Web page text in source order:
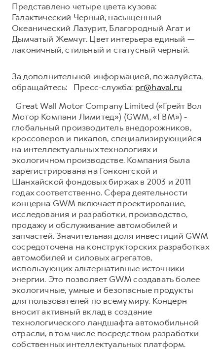
Представлено четыре цвета кузова:
Галактический Черный, насыщенный
Океанический Лазурит, Благородный Агат и
Дымчатый Жемчуг. Цвет интерьера единый —
лаконичный, стильный и статусный черный.
За дополнительной информацией, пожалуйста,
обращайтесь: Пресс-служба: pr@haval.ru
Great Wall Motor Company Limited («Грейт Вол
Мотор Компани Лимитед») (GWM, «ГВМ») -
глобальный производитель внедорожников,
кроссоверов и пикапов, специализирующийся
на интеллектуальных технологиях и
экологичном производстве. Компания была
зарегистрирована на Гонконгской и
Шанхайской фондовых биржах в 2003 и 2011
годах соответственно. Сфера деятельности
концерна GWM включает проектирование,
исследования и разработки, производство,
продажу и обслуживание автомобилей и
запчастей. Значительная доля инвестиций GWM
сосредоточена на конструкторских разработках
автомобилей и силовых агрегатов,
использующих альтернативные источники
энергии. Это позволяет GWM создавать более
экологичные, умные и безопасные продукты
для пользователей по всему миру. Концерн
вносит активный вклад в создание
технологического ландшафта автомобильной
отрасли, в том числе посредством разработки
собственных интеллектуальных платформ.